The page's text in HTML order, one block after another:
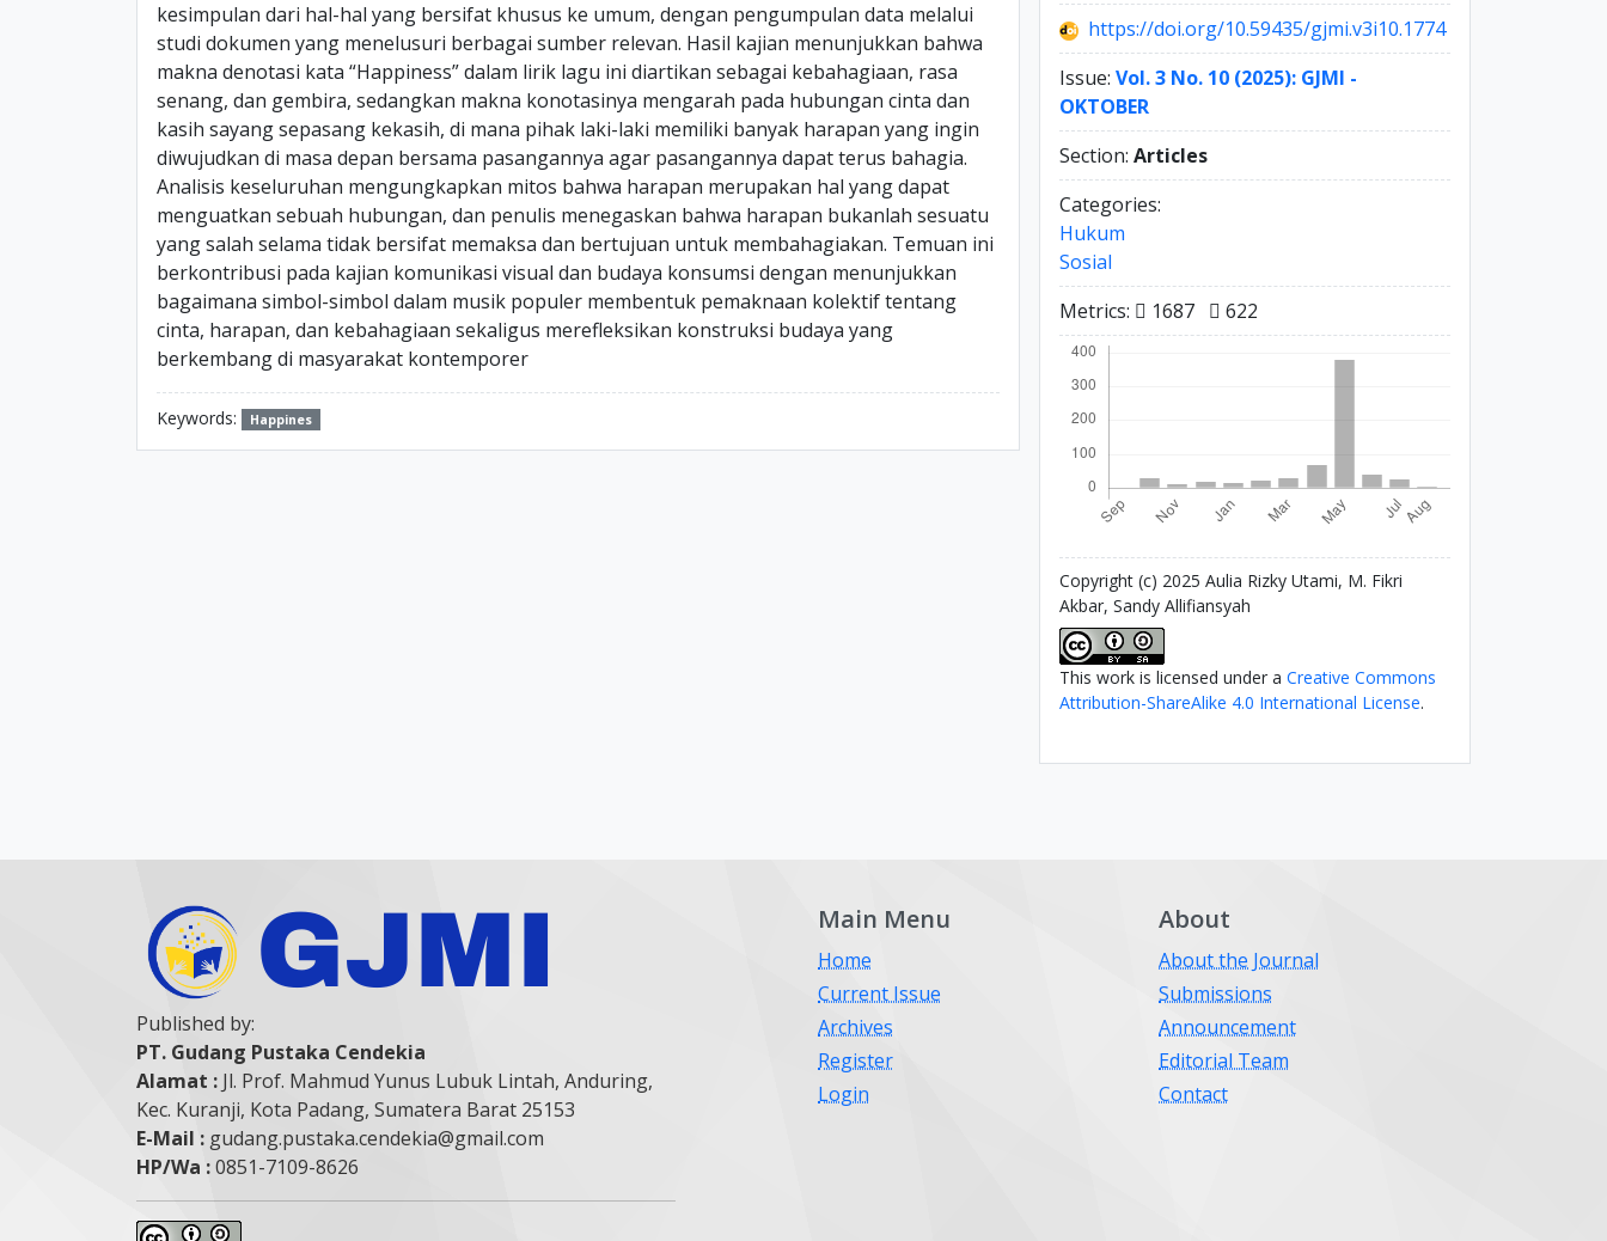
kesimpulan dari hal-hal yang bersifat khusus ke umum, dengan pengumpulan data melalui
studi dokumen yang menelusuri berbagai sumber relevan. Hasil kajian menunjukkan bahwa
makna denotasi kata “Happiness” dalam lirik lagu ini diartikan sebagai kebahagiaan, rasa
senang, dan gembira, sedangkan makna konotasinya mengarah pada hubungan cinta dan
kasih sayang sepasang kekasih, di mana pihak laki-laki memiliki banyak harapan yang ingin
diwujudkan di masa depan bersama pasangannya agar pasangannya dapat terus bahagia.
Analisis keseluruhan mengungkapkan mitos bahwa harapan merupakan hal yang dapat
menguatkan sebuah hubungan, dan penulis menegaskan bahwa harapan bukanlah sesuatu
yang salah selama tidak bersifat memaksa dan bertujuan untuk membahagiakan. Temuan ini
berkontribusi pada kajian komunikasi visual dan budaya konsumsi dengan menunjukkan
bagaimana simbol-simbol dalam musik populer membentuk pemaknaan kolektif tentang
cinta, harapan, dan kebahagiaan sekaligus merefleksikan konstruksi budaya yang
berkembang di masyarakat kontemporer
Keywords: Happines
https://doi.org/10.59435/gjmi.v3i10.1774
Issue: Vol. 3 No. 10 (2025): GJMI -
OKTOBER
Section: Articles
Categories:
Hukum
Sosial
Metrics:
1687 622
Copyright (c) 2025 Aulia Rizky Utami, M. Fikri
Akbar, Sandy Allifiansyah
This work is licensed under a Creative Commons
Attribution-ShareAlike 4.0 International License.
Published by:
PT. Gudang Pustaka Cendekia
Alamat : Jl. Prof. Mahmud Yunus Lubuk Lintah, Anduring,
Kec. Kuranji, Kota Padang, Sumatera Barat 25153
E-Mail : gudang.pustaka.cendekia@gmail.com
HP/Wa :0851-7109-8626
Main Menu
Home
Current Issue
Archives
Register
Login
About
About the Journal
Submissions
Announcement
Editorial Team
Contact